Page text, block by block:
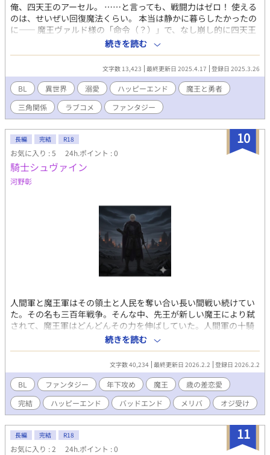
俺、四天王のアーセル。 ……と言っても、戦闘力はゼロ！ 使える
のは、せいぜい回復魔法くらい。 本当は静かに暮らしたかったの
に―― 魔王ヴァルド様の「命令（？）」で、なし崩し的に四天王
に任命されてしまった俺。 そこにさらにぶち込まれた爆弾、それ
が人間界の勇者・シリウス。 何度も魔王城に乗り込んできては、
なぜか魔王と勇者の間で繰り返される、俺の奪い合い、 ……え、
ほんとなんで！？ お願いだから争わないで……俺はただ、争いと
は無縁に平和に生きていたいだけなんだ！！！ 愛と戦争、最弱四
天王をめぐる、三角関係の行方は――！
続きを読む
文字数 13,423 最終更新日 2025.4.17 登録日 2025.3.26
BL 異世界 溺愛 ハッピーエンド
魔王と勇者
三角関係
ラブコメ ファンタジー
10
長編 完結 R18
お気に入り : 5 24h.ポイント : 0
騎士シュヴァイン
河野彰
人間軍と魔王軍はその領土と人民を奪い合い長い間戦い続けてい
た。その名も三百年戦争。そんな中、先王が新しい魔王により弑
されて、魔王軍はどんどんその力を伸ばしていた。人間軍の十騎
士の一人シュヴァインは、森の中へ逃げ込んだ魔王直属の魔物を
追い一人、最果ての森へと入り込む。そこで逃げた魔物を殺害す
るアルトゥールと邂逅する。魔物軍からの弾き者だと語るアルト
ゥールにシュヴァインは惹かれていき……
続きを読む
文字数 40,234 最終更新日 2026.2.2 登録日 2026.2.2
BL ファンタジー 年下攻め 魔王
歳の差恋愛
完結
ハッピーエンド バッドエンド メリバ オジ受け
11
長編 完結 R18
お気に入り : 2 24h.ポイント : 0